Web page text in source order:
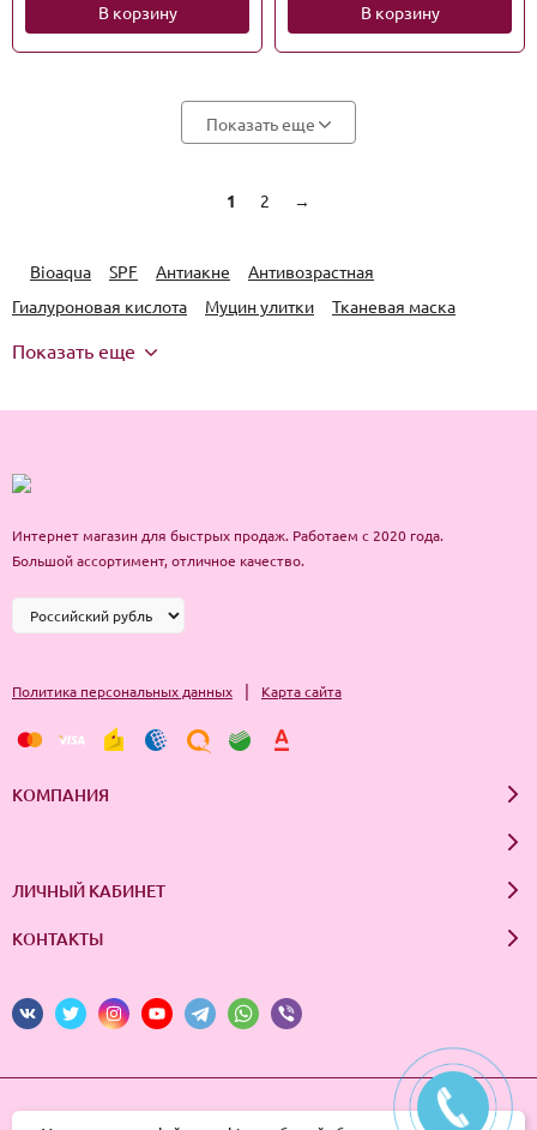
В корзину В корзину
Показать еще
1 2 →
Bioaqua SPF Антиакне
Антивозрастная
Гиалуроновая кислота
Муцин улитки Тканевая маска
Показать еще
Интернет магазин для быстрых продаж. Работаем с 2020 года.
Большой ассортимент, отличное качество.
Политика персональных данных | Карта сайта
КОМПАНИЯ
ЛИЧНЫЙ КАБИНЕТ
КОНТАКТЫ
© 2026 InSale. Все права защищены